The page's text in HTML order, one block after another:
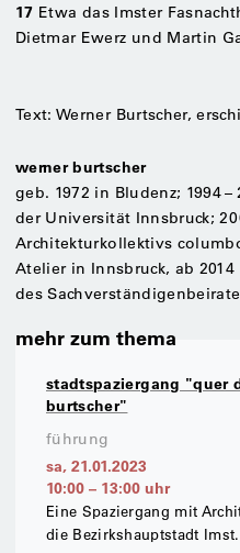
17 Etwa das Imster
Dietmar Ewerz und Martin
Text: Werner Burtscher,
werner burtscher
geb. 1972 in Bludenz; 1994
der Universität Innsbruck;
Architekturkollektivs
Atelier in Innsbruck, ab
des
mehr zum thema
stadtspaziergang "quer
burtscher"
führung
sa, 21.01.2023
10:00 – 13:00 uhr
Eine Spaziergang mit
die Bezirkshauptstadt Imst.